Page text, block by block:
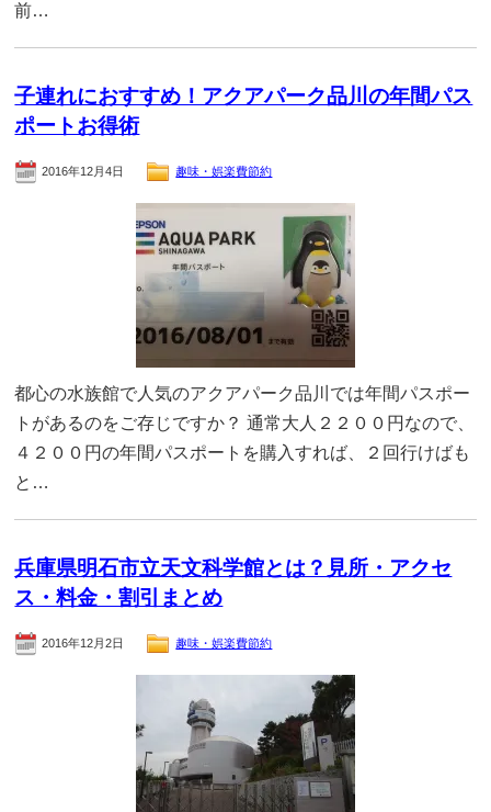
前…
子連れにおすすめ！アクアパーク品川の年間パス
ポートお得術
2016年12月4日 趣味・娯楽費節約
都心の水族館で人気のアクアパーク品川では年間パスポー
トがあるのをご存じですか？ 通常大人２２００円なので、
４２００円の年間パスポートを購入すれば、２回行けばも
と…
兵庫県明石市立天文科学館とは？見所・アクセ
ス・料金・割引まとめ
2016年12月2日 趣味・娯楽費節約